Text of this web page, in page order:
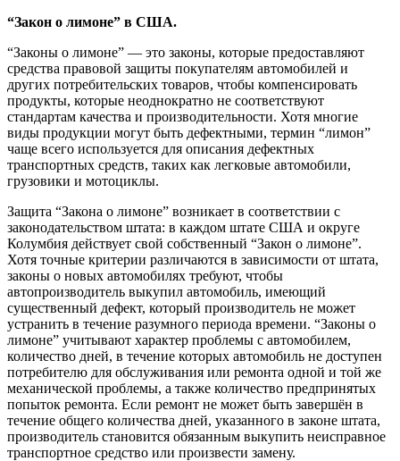
“Закон о лимоне” в США.
“Законы о лимоне” — это законы, которые предоставляют
средства правовой защиты покупателям автомобилей и
других потребительских товаров, чтобы компенсировать
продукты, которые неоднократно не соответствуют
стандартам качества и производительности. Хотя многие
виды продукции могут быть дефектными, термин “лимон”
чаще всего используется для описания дефектных
транспортных средств, таких как легковые автомобили,
грузовики и мотоциклы.
Защита “Закона о лимоне” возникает в соответствии с
законодательством штата: в каждом штате США и округе
Колумбия действует свой собственный “Закон о лимоне”.
Хотя точные критерии различаются в зависимости от штата,
законы о новых автомобилях требуют, чтобы
автопроизводитель выкупил автомобиль, имеющий
существенный дефект, который производитель не может
устранить в течение разумного периода времени. “Законы о
лимоне” учитывают характер проблемы с автомобилем,
количество дней, в течение которых автомобиль не доступен
потребителю для обслуживания или ремонта одной и той же
механической проблемы, а также количество предпринятых
попыток ремонта. Если ремонт не может быть завершён в
течение общего количества дней, указанного в законе штата,
производитель становится обязанным выкупить неисправное
транспортное средство или произвести замену.